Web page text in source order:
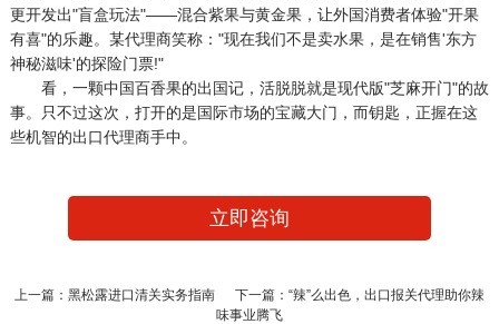
更开发出"盲盒玩法"——混合紫果与黄金果，让外国消费者体验"开果
有喜"的乐趣。某代理商笑称："现在我们不是卖水果，是在销售'东方
神秘滋味'的探险门票!"
看，一颗中国百香果的出国记，活脱脱就是现代版"芝麻开门"的故
事。只不过这次，打开的是国际市场的宝藏大门，而钥匙，正握在这
些机智的出口代理商手中。
立即咨询
上一篇：黑松露进口清关实务指南
下一篇：“辣”么出色，出口报关代理助你辣
味事业腾飞